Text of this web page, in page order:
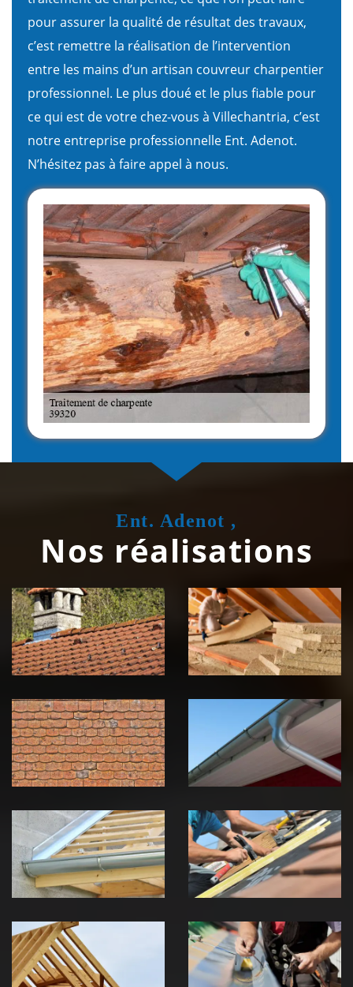
pour assurer la qualité de résultat des travaux,
c’est remettre la réalisation de l’intervention
entre les mains d’un artisan couvreur charpentier
professionnel. Le plus doué et le plus fiable pour
ce qui est de votre chez-vous à Villechantria, c’est
notre entreprise professionnelle Ent. Adenot.
N’hésitez pas à faire appel à nous.
Ent. Adenot ,
Nos réalisations
Couvreur
zingueur 39
Jura
Isolation de
toiture 39
Jura
démoussage de
toiture 39
Jura
pose de
gouttière 39
Jura
Pose de
Chéneau 39
Jura
Réparation de
toiture 39
Jura
Traitement de
charpente 39
Jura
Travaux de
zinguerie 39
Jura